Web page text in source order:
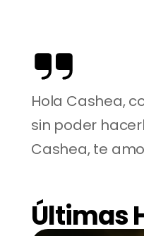
Hola Cashea,
sin poder
Cashea, te
Últimas